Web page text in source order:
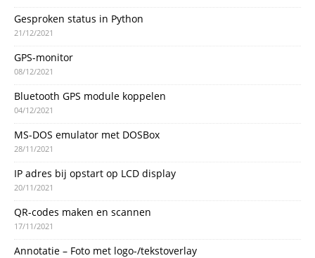
Gesproken status in Python
21/12/2021
GPS-monitor
08/12/2021
Bluetooth GPS module koppelen
04/12/2021
MS-DOS emulator met DOSBox
28/11/2021
IP adres bij opstart op LCD display
20/11/2021
QR-codes maken en scannen
17/11/2021
Annotatie – Foto met logo-/tekstoverlay